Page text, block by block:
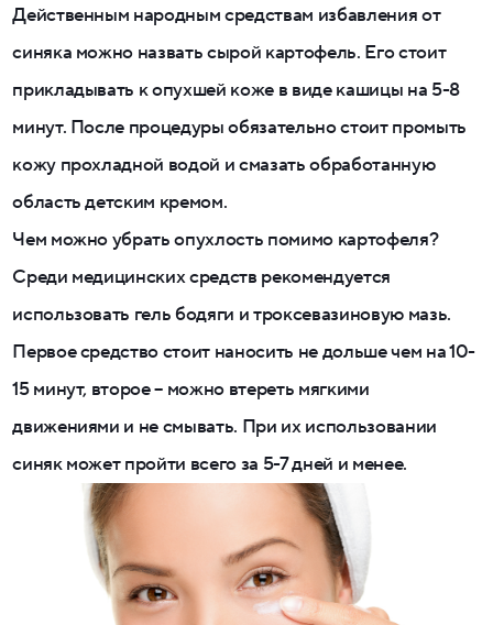
Действенным народным средствам избавления от
синяка можно назвать сырой картофель. Его стоит
прикладывать к опухшей коже в виде кашицы на 5-8
минут. После процедуры обязательно стоит промыть
кожу прохладной водой и смазать обработанную
область детским кремом.
Чем можно убрать опухлость помимо картофеля?
Среди медицинских средств рекомендуется
использовать гель бодяги и троксевазиновую мазь.
Первое средство стоит наносить не дольше чем на 10-
15 минут, второе – можно втереть мягкими
движениями и не смывать. При их использовании
синяк может пройти всего за 5-7 дней и менее.